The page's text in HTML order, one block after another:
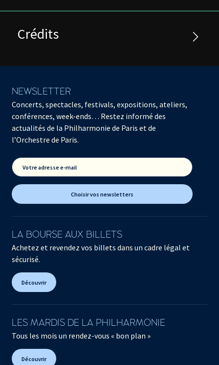
Crédits
NEWSLETTER
Concerts, spectacles, festivals, expositions, ateliers,
conférences, week-ends… Restez informé des
actualités de la Philharmonie de Paris et de
l’Orchestre de Paris.
Votre adresse e-mail
Choisir vos newsletters
LA BOURSE AUX BILLETS
Achetez et revendez vos billets dans un cadre légal et
sécurisé.
Découvrir
LES MARDIS DE LA PHILHARMONIE
Tous les mois un rendez-vous « bon plan »
Découvrir